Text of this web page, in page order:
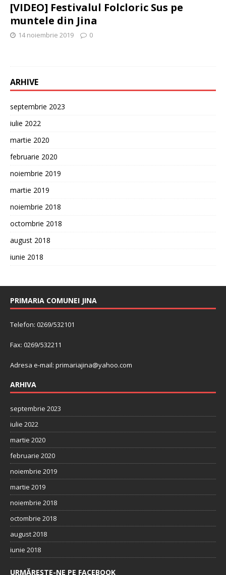
[VIDEO] Festivalul Folcloric Sus pe
muntele din Jina
14 noiembrie 2019 0
ARHIVE
septembrie 2023
iulie 2022
martie 2020
februarie 2020
noiembrie 2019
martie 2019
noiembrie 2018
octombrie 2018
august 2018
iunie 2018
PRIMARIA COMUNEI JINA
Telefon: 0269/532101
Fax: 0269/532211
Adresa e-mail: primariajina@yahoo.com
ARHIVA
septembrie 2023
iulie 2022
martie 2020
februarie 2020
noiembrie 2019
martie 2019
noiembrie 2018
octombrie 2018
august 2018
iunie 2018
URMĂREȘTE-NE PE FACEBOOK